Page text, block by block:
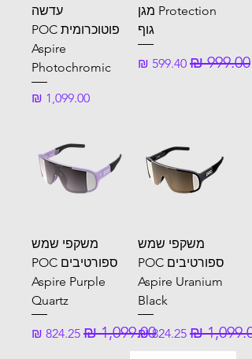
Protection מגן
גוף
מחיר רגיל
מחיר מבצע
עדשה
פוטוכרומית POC
Aspire
Photochromic
מחיר
משקפי שמש
ספורטיבים POC
Aspire Uranium
Black
רגיל
מחיר מבצע
משקפי שמש
ספורטיבים POC
Aspire Purple
Quartz
מחיר רגיל
מחיר מבצע